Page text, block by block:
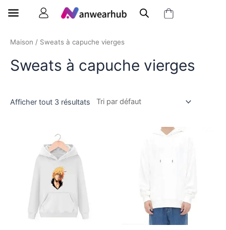
Maison / Sweats à capuche vierges
Sweats à capuche vierges
Afficher tout 3 résultats